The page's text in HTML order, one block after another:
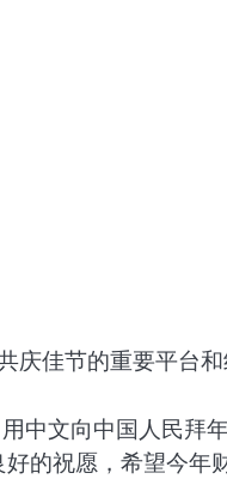
庆佳节的重要平台和
中文向中国人民拜
的祝愿，希望今年